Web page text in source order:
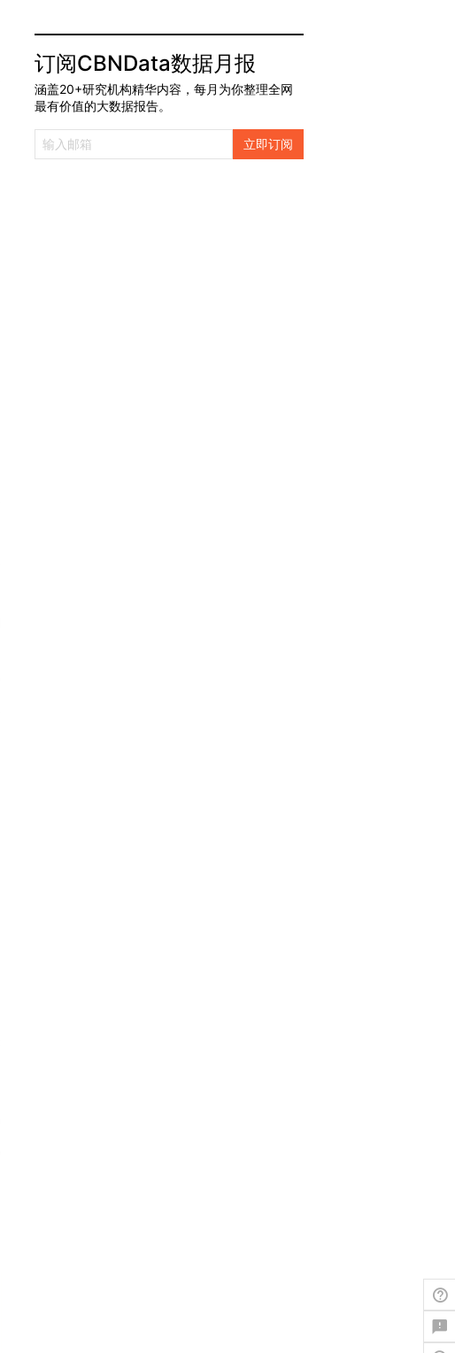
订阅CBNData数据月报
涵盖20+研究机构精华内容，每月为你整理全网
最有价值的大数据报告。
立即订阅